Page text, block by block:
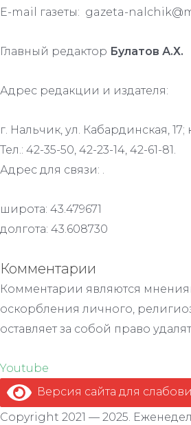
E-mail газеты: gazeta-
Главный редактор Булатов А.Х.
Адрес редакции и издателя:
г. Нальчик, ул. Кабардинская, 17;
Тел.: 42-35-50, 42-23-14, 42-61-81.
Адрес для связи: .
широта: 43.479671
долгота: 43.608730
Комментарии
Комментарии являются
оскорбления личного,
оставляет за собой право
Youtube
Версия сайта для
Copyright 2021 — 2025.